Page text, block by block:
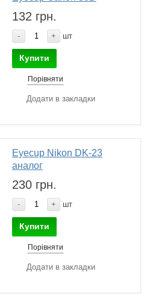
132 грн.
- + шт
Купити
Порівняти
Додати в закладки
Eyecup Nikon DK-23
аналог
230 грн.
- + шт
Купити
Порівняти
Додати в закладки